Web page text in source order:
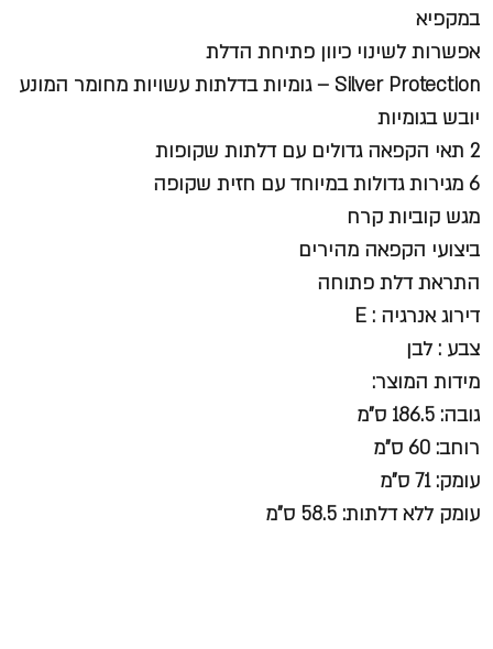
במקפיא
אפשרות לשינוי כיוון פתיחת הדלת
Silver Protection – גומיות בדלתות עשויות מחומר המונע
יובש בגומיות
2 תאי הקפאה גדולים עם דלתות שקופות
6 מגירות גדולות במיוחד עם חזית שקופה
מגש קוביות קרח
ביצועי הקפאה מהירים
התראת דלת פתוחה
דירוג אנרגיה : E
צבע : לבן
מידות המוצר:
גובה: 186.5 ס"מ
רוחב: 60 ס"מ
עומק: 71 ס"מ
עומק ללא דלתות: 58.5 ס"מ